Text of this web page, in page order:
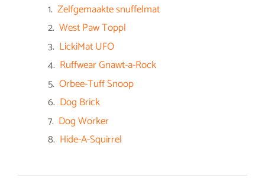
Zelfgemaakte snuffelmat
West Paw Toppl
LickiMat UFO
Ruffwear Gnawt-a-Rock
Orbee-Tuff Snoop
Dog Brick
Dog Worker
Hide-A-Squirrel